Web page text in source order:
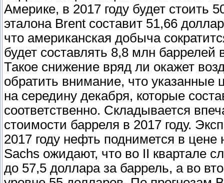
Америке, в 2017 году будет стоить
эталона Brent составит 51,66
что американская добыча
будет составлять 8,8 млн баррелей
Такое снижение вряд ли окажет
обратить внимание, что
на середину декабря, которые
соответственно. Складывается
стоимости барреля в 2017 году.
2017 году нефть поднимется в
Sachs ожидают, что во II квартале
до 57,5 доллара за баррель, а во